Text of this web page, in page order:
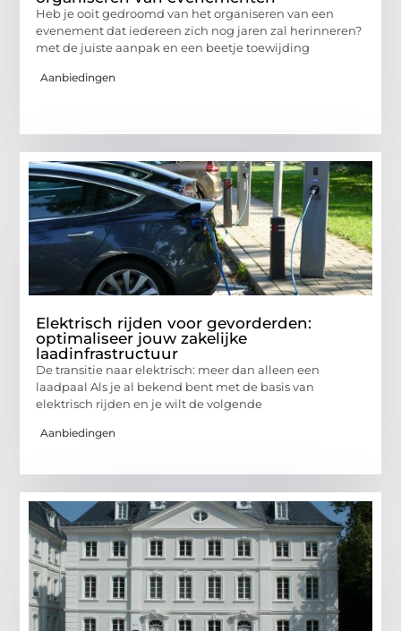
Heb je ooit gedroomd van het organiseren van een
evenement dat iedereen zich nog jaren zal herinneren?
met de juiste aanpak en een beetje toewijding
Aanbiedingen
Elektrisch rijden voor gevorderden:
optimaliseer jouw zakelijke
laadinfrastructuur
De transitie naar elektrisch: meer dan alleen een
laadpaal Als je al bekend bent met de basis van
elektrisch rijden en je wilt de volgende
Aanbiedingen